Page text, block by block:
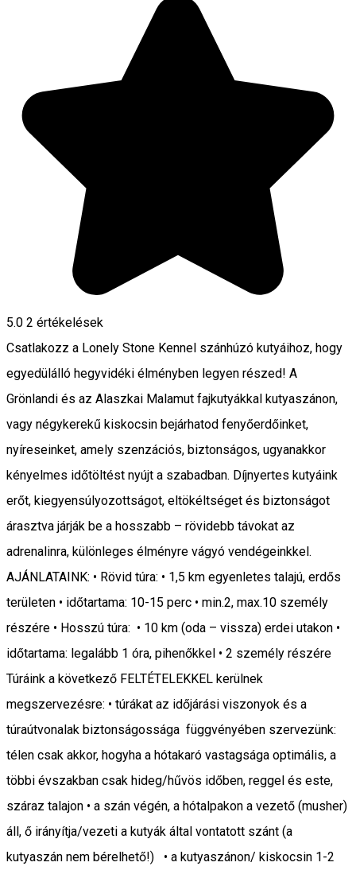
5.0 2 értékelések
Csatlakozz a Lonely Stone Kennel szánhúzó kutyáihoz, hogy
egyedülálló hegyvidéki élményben legyen részed! A
Grönlandi és az Alaszkai Malamut fajkutyákkal kutyaszánon,
vagy négykerekű kiskocsin bejárhatod fenyőerdőinket,
nyíreseinket, amely szenzációs, biztonságos, ugyanakkor
kényelmes időtöltést nyújt a szabadban. Díjnyertes kutyáink
erőt, kiegyensúlyozottságot, eltökéltséget és biztonságot
árasztva járják be a hosszabb – rövidebb távokat az
adrenalinra, különleges élményre vágyó vendégeinkkel.
AJÁNLATAINK: • Rövid túra: • 1,5 km egyenletes talajú, erdős
területen • időtartama: 10-15 perc • min.2, max.10 személy
részére • Hosszú túra: • 10 km (oda – vissza) erdei utakon •
időtartama: legalább 1 óra, pihenőkkel • 2 személy részére
Túráink a következő FELTÉTELEKKEL kerülnek
megszervezésre: • túrákat az időjárási viszonyok és a
túraútvonalak biztonságossága függvényében szervezünk:
télen csak akkor, hogyha a hótakaró vastagsága optimális, a
többi évszakban csak hideg/hűvös időben, reggel és este,
száraz talajon • a szán végén, a hótalpakon a vezető (musher)
áll, ő irányítja/vezeti a kutyák által vontatott szánt (a
kutyaszán nem bérelhető!) • a kutyaszánon/ kiskocsin 1-2